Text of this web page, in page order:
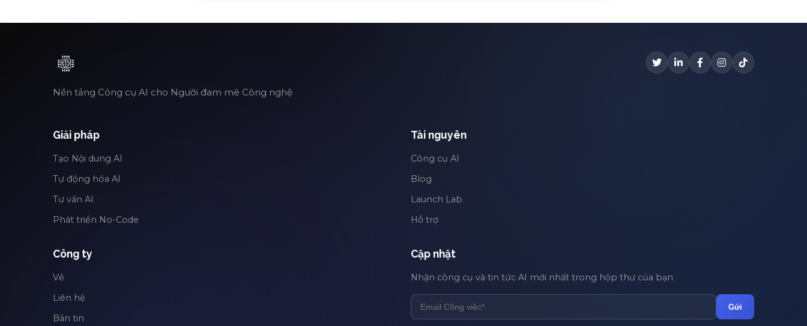
Nền tảng Công cụ AI cho Người đam mê Công nghệ
Giải pháp
Tạo Nội dung AI
Tự động hóa AI
Tư vấn AI
Phát triển No-Code
Tài nguyên
Công cụ AI
Blog
Launch Lab
Hỗ trợ
Công ty
Về
Liên hệ
Bản tin
Cập nhật
Nhận công cụ và tin tức AI mới nhất trong hộp thư của bạn
Gửi